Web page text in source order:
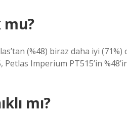
mu?
(%48) biraz daha iyi
Imperium PT515’in
mı?